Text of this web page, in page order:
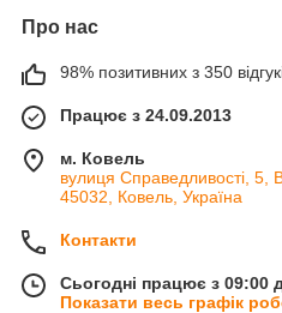
Про нас
98% позитивних з 350
Працює з 24.09.2013
м. Ковель
вулиця Справедливості, 5,
45032, Ковель, Україна
Контакти
Сьогодні працює з 09:00
Показати весь графік